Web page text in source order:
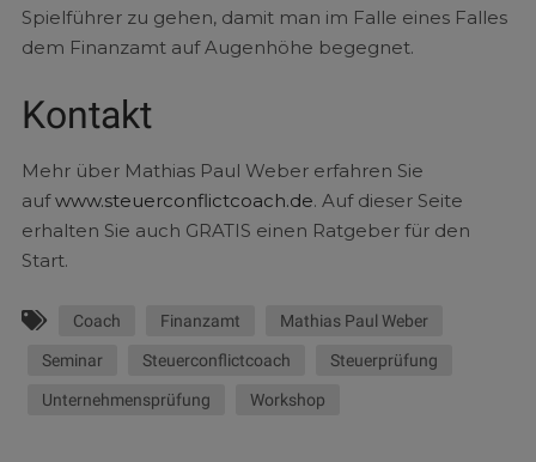
Spielführer zu gehen, damit man im Falle eines Falles
dem Finanzamt auf Augenhöhe begegnet.
Kontakt
Mehr über Mathias Paul Weber erfahren Sie
aufwww.steuerconflictcoach.de. Auf dieser Seite
erhalten Sie auch GRATIS einen Ratgeber für den
Start.
Coach Finanzamt Mathias Paul Weber
Seminar Steuerconflictcoach Steuerprüfung
Unternehmensprüfung Workshop